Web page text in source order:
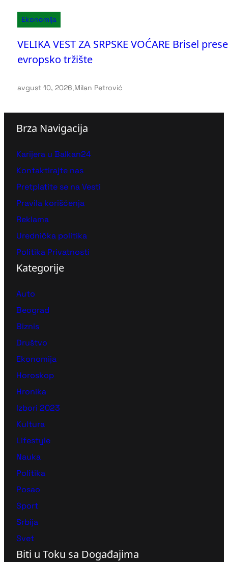
Ekonomija
VELIKA VEST ZA SRPSKE VOĆARE Brisel
evropsko tržište
avgust 10, 2026.Milan Petrović
Brza Navigacija
Karijera u Balkan24
Kontaktirajte nas
Pretplatite se na Vesti
Pravila korišćenja
Reklama
Urednička politika
Politika Privatnosti
Kategorije
Auto
Beograd
Biznis
Društvo
Ekonomija
Horoskop
Hronika
Izbori 2023
Kultura
Lifestyle
Nauka
Politika
Posao
Sport
Srbija
Svet
Biti u Toku sa Događajima